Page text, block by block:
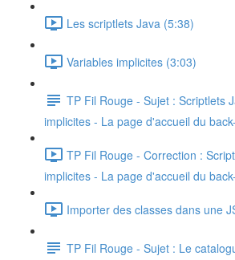
Les scriptlets Java (5:38)
Variables implicites (3:03)
TP Fil Rouge - Sujet : Scriptlets
implicites - La page d'accueil du
TP Fil Rouge - Correction :
implicites - La page d'accueil du
Importer des classes dans une
TP Fil Rouge - Sujet : Le